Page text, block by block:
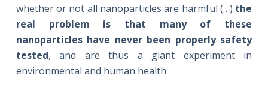
whether or not all nanoparticles are harmful (…) the
real problem is that many of these
nanoparticles have never been properly safety
tested, and are thus a giant experiment in
environmental and human health